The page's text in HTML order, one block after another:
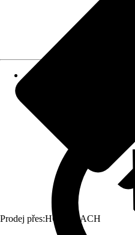
Prodej přes:HORNBACH